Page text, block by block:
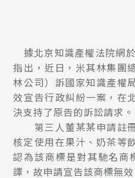
據北京知識產權法院網
指出，近日，米其林集團
林公司）訴國家知識產權
效宣告行政糾紛一案，在
決支持了原告的訴訟請求。
第三人董某某申請註
核定使用在果汁、奶茶等
認為該商標是對其馳名
譯，故申請宣告該商標無效